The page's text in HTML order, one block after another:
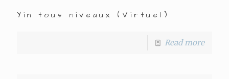
Yin tous niveaux (Virtuel)
Read more